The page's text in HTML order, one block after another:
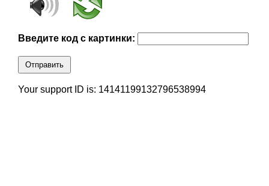
Введите код с картинки:
Отправить
Your support ID is: 14141199132796538994